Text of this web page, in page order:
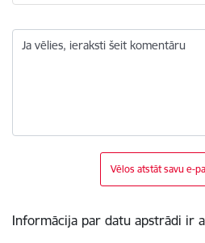
Ja vēlies, ieraksti šeit komentāru
Vēlos atstāt savu e-
Informācija par datu apstrādi ir